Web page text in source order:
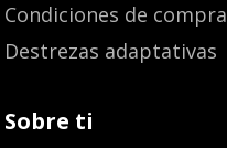
Condiciones de compra
Destrezas adaptativas
Sobre ti